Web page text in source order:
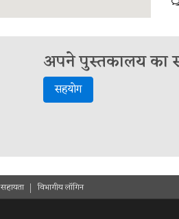
अपने पुस्तकालय का
सहयोग
सहायता विभागीय लॉगिन